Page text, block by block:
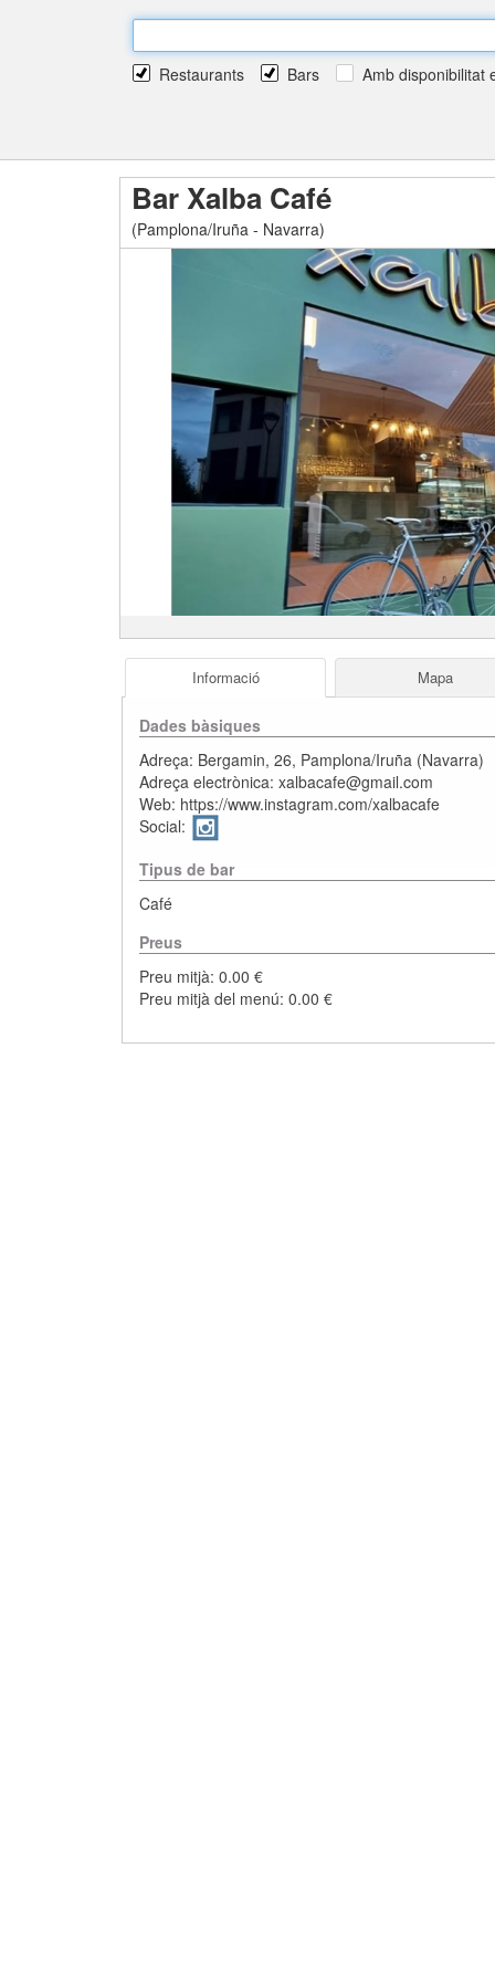
Restaurants Bars Amb disponibilitat
Bar Xalba Café
(Pamplona/Iruña - Navarra)
Informació Mapa
Dades bàsiques
Adreça: Bergamin, 26, Pamplona/Iruña (Navarra)
Adreça electrònica:xalbacafe@gmail.com
Web: https://www.instagram.com/xalbacafe
Social:
Tipus de bar
Café
Preus
Preu mitjà: 0.00 €
Preu mitjà del menú: 0.00 €